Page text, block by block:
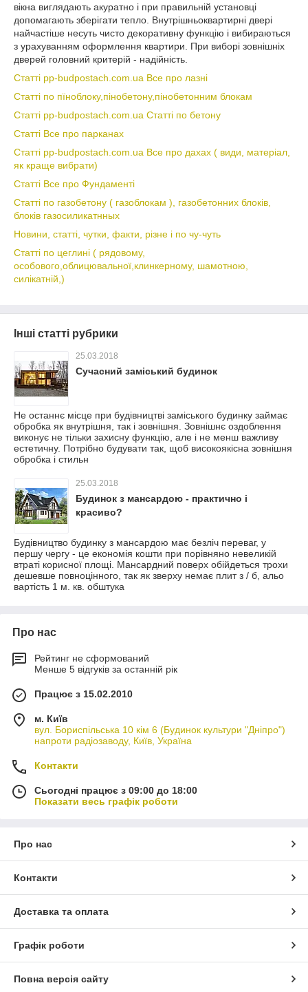
вікна виглядають акуратно і при правильній установці
допомагають зберігати тепло. Внутрішньоквартирні двері
найчастіше несуть чисто декоративну функцію і вибираються
з урахуванням оформлення квартири. При виборі зовнішніх
дверей головний критерій - надійність.
Статті pp-budpostach.com.ua Все про лазні
Статті по пїноблоку,пінобетону,пінобетонним блокам
Статті pp-budpostach.com.ua Статті по бетону
Статті Все про парканах
Статті pp-budpostach.com.ua Все про дахах ( види, матеріал,
як краще вибрати)
Статті Все про Фундаменті
Статті по газобетону ( газоблокам ), газобетонних блоків,
блоків газосиликатнных
Новини, статті, чутки, факти, різне і по чу-чуть
Статті по цеглині ( рядовому,
особового,облицювальної,клинкерному, шамотною,
силікатній,)
Інші статті рубрики
25.03.2018
Сучасний заміський будинок
Не останнє місце при будівництві заміського будинку займає
обробка як внутрішня, так і зовнішня. Зовнішнє оздоблення
виконує не тільки захисну функцію, але і не менш важливу
естетичну. Потрібно будувати так, щоб високоякісна зовнішня
обробка і стильн
25.03.2018
Будинок з мансардою - практично і
красиво?
Будівництво будинку з мансардою має безліч переваг, у
першу чергу - це економія кошти при порівняно невеликій
втраті корисної площі. Мансардний поверх обійдеться трохи
дешевше повноцінного, так як зверху немає плит з / б, альо
вартість 1 м. кв. обштука
Про нас
Рейтинг не сформований
Менше 5 відгуків за останній рік
Працює з 15.02.2010
м. Київ
вул. Бориспільська 10 кім 6 (Будинок культури "Дніпро")
напроти радіозаводу, Київ, Україна
Контакти
Сьогодні працює з 09:00 до 18:00
Показати весь графік роботи
Про нас
Контакти
Доставка та оплата
Графік роботи
Повна версія сайту